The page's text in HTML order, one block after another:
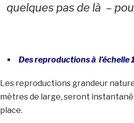
quelques pas de là –
Des reproductions à l’échelle
Les reproductions grandeur
mètres de large, seront
place.